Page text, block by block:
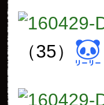
（35）